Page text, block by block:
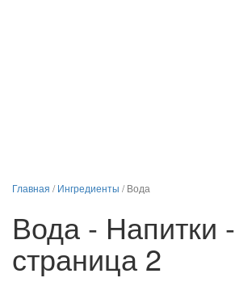
Главная /Ингредиенты /Вода
Вода - Напитки -
страница 2